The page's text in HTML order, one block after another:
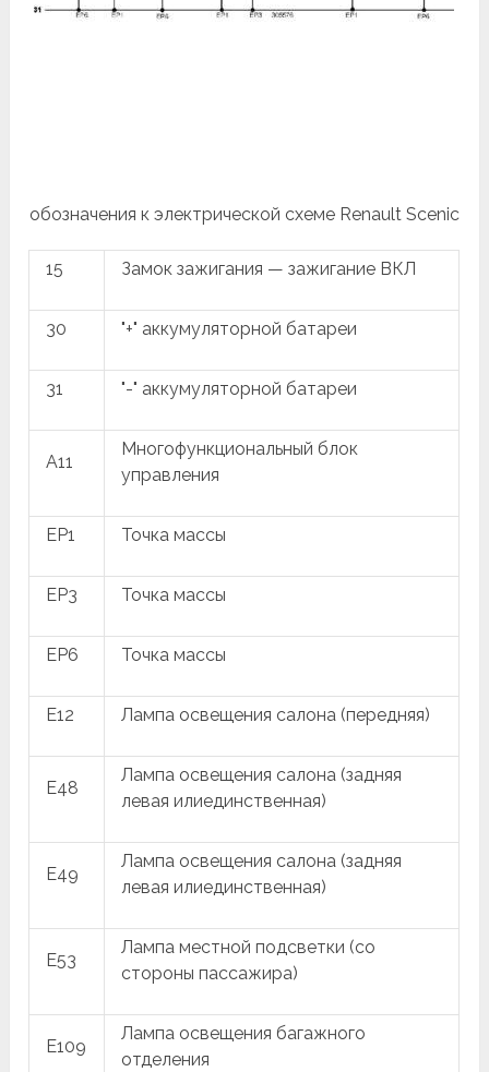
обозначения к электрической схеме Renault Scenic
15 Замок зажигания — зажигание ВКЛ
30 "+" аккумуляторной батареи
31 "-" аккумуляторной батареи
A11
Многофункциональный блок
управления
EP1 Точка массы
EP3 Точка массы
EP6 Точка массы
E12 Лампа освещения салона (передняя)
E48
Лампа освещения салона (задняя
левая илиединственная)
E49
Лампа освещения салона (задняя
левая илиединственная)
E53
Лампа местной подсветки (со
стороны пассажира)
E109
Лампа освещения багажного
отделения